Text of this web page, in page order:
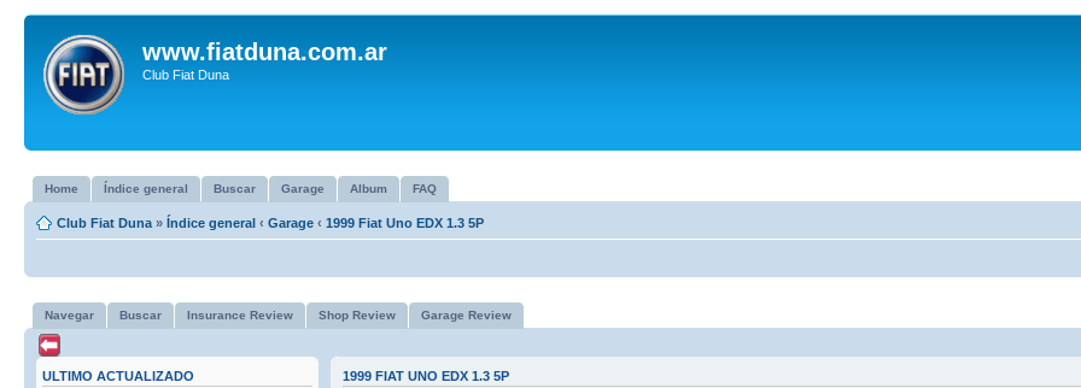
www.fiatduna.com.ar
Club Fiat Duna
Home Índice general Buscar Garage Album FAQ
Club Fiat Duna » Índice general ‹ Garage ‹ 1999 Fiat Uno EDX 1.3 5P
Navegar Buscar Insurance Review Shop Review Garage Review
ULTIMO ACTUALIZADO 1999 FIAT UNO EDX 1.3 5P